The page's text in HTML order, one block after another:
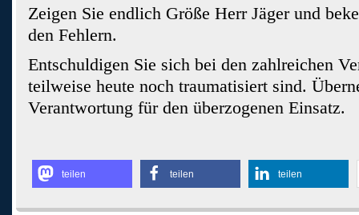
Zeigen Sie endlich Größe Herr Jäger und
den Fehlern.
Entschuldigen Sie sich bei den zahlreichen
teilweise heute noch traumatisiert sind.
Verantwortung für den überzogenen Einsatz.
teilen teilen teilen